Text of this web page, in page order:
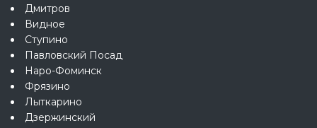
Дмитров
Видное
Ступино
Павловский Посад
Наро-Фоминск
Фрязино
Лыткарино
Дзержинский